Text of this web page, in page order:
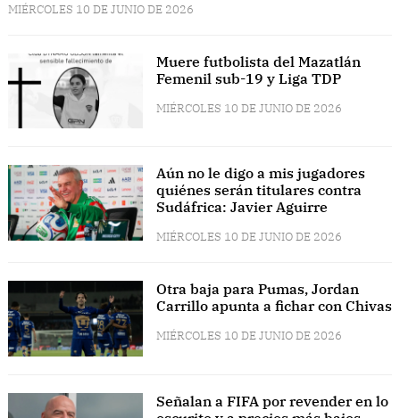
MIÉRCOLES 10 DE JUNIO DE 2026
Muere futbolista del Mazatlán
Femenil sub-19 y Liga TDP
MIÉRCOLES 10 DE JUNIO DE 2026
Aún no le digo a mis jugadores
quiénes serán titulares contra
Sudáfrica: Javier Aguirre
MIÉRCOLES 10 DE JUNIO DE 2026
Otra baja para Pumas, Jordan
Carrillo apunta a fichar con Chivas
MIÉRCOLES 10 DE JUNIO DE 2026
Señalan a FIFA por revender en lo